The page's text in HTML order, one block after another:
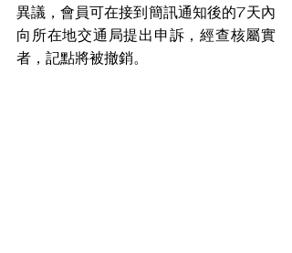
異議，會員可在接到簡訊通知後的7天內
向所在地交通局提出申訴，經查核屬實
者，記點將被撤銷。